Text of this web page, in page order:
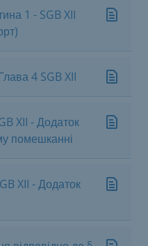
1 - SGB XII
4 SGB XII
XII - Додаток
помешканні
XII - Додаток